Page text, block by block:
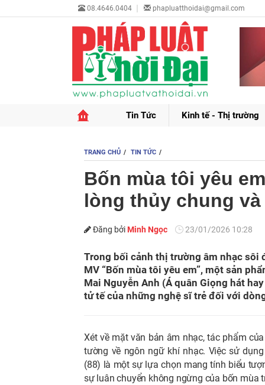
08.4646.0404 phapluatthoidai@gmail.com
Tin Tức Kinh tế - Thị trường
TRANG CHỦ TIN TỨC
Bốn mùa tôi yêu
lòng thủy chung
Đăng bởi Minh Ngọc 23/01/2026 10:28
Trong bối cảnh thị trường âm nhạc
MV “Bốn mùa tôi yêu em”, một sản
Mai Nguyễn Anh (Á quân Giọng hát
tử tế của những nghệ sĩ trẻ đối với
Xét về mặt văn bản âm nhạc, tác phẩm
tường về ngôn ngữ khí nhạc. Việc sử
(88) là một sự lựa chọn mang tính biểu
sự luân chuyển không ngừng của bốn mùa